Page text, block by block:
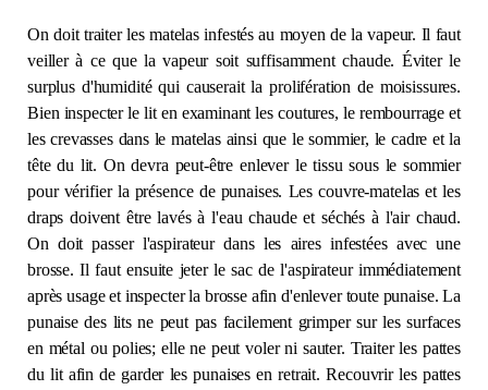
Zone Membres
Français
Contact
Adhésion
On doit traiter les matelas infestés au moyen de la vapeur. Il faut
veiller à ce que la vapeur soit suffisamment chaude. Éviter le
surplus d'humidité qui causerait la prolifération de moisissures.
Bien inspecter le lit en examinant les coutures, le rembourrage et
les crevasses dans le matelas ainsi que le sommier, le cadre et la
tête du lit. On devra peut-être enlever le tissu sous le sommier
pour vérifier la présence de punaises. Les couvre-matelas et les
draps doivent être lavés à l'eau chaude et séchés à l'air chaud.
On doit passer l'aspirateur dans les aires infestées avec une
brosse. Il faut ensuite jeter le sac de l'aspirateur immédiatement
après usage et inspecter la brosse afin d'enlever toute punaise. La
punaise des lits ne peut pas facilement grimper sur les surfaces
en métal ou polies; elle ne peut voler ni sauter. Traiter les pattes
du lit afin de garder les punaises en retrait. Recouvrir les pattes